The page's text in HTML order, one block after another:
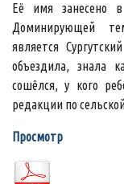
Её имя занесено
Доминирующей
является
объездила, знала
сошёлся, у кого
редакции по
Просмотр